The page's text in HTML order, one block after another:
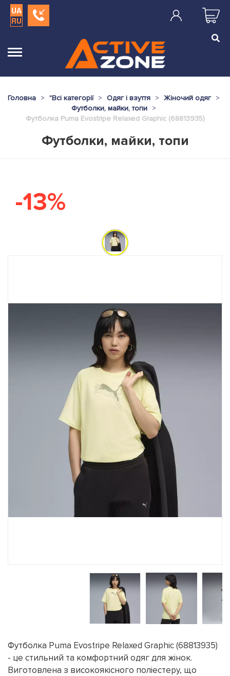
UA
RU
Головна "Всі категорії Одяг і взуття
Жіночий одяг
Футболки, майки, топи
Футболка Puma Evostripe Relaxed Graphic (68813935)
Футболки, майки, топи
-13%
Футболка Puma Evostripe Relaxed Graphic (68813935)
- це стильний та комфортний одяг для жінок.
Виготовлена з високоякісного поліестеру, що